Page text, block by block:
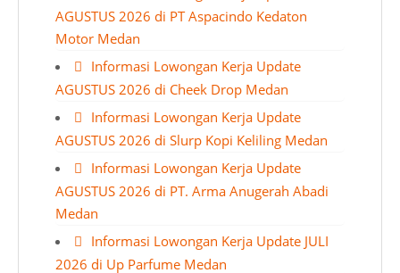
AGUSTUS 2026 di PT Aspacindo Kedaton
Motor Medan
Informasi Lowongan Kerja Update
AGUSTUS 2026 di Cheek Drop Medan
Informasi Lowongan Kerja Update
AGUSTUS 2026 di Slurp Kopi Keliling Medan
Informasi Lowongan Kerja Update
AGUSTUS 2026 di PT. Arma Anugerah Abadi
Medan
Informasi Lowongan Kerja Update JULI
2026 di Up Parfume Medan